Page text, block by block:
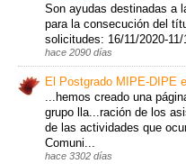
Son ayudas destinadas a
para la consecución del
solicitudes: 16/11/2020-11/
hace 2090 días
El Postgrado MIPE-DIPE
...hemos creado una
grupo lla...ración de los
de las actividades que
Comuni...
hace 3302 días